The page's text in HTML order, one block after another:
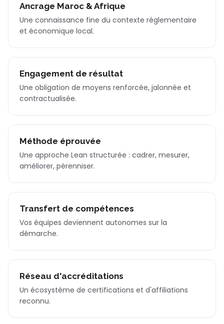
Ancrage Maroc & Afrique
Une connaissance fine du contexte réglementaire
et économique local.
Engagement de résultat
Une obligation de moyens renforcée, jalonnée et
contractualisée.
Méthode éprouvée
Une approche Lean structurée : cadrer, mesurer,
améliorer, pérenniser.
Transfert de compétences
Vos équipes deviennent autonomes sur la
démarche.
Réseau d'accréditations
Un écosystème de certifications et d'affiliations
reconnu.